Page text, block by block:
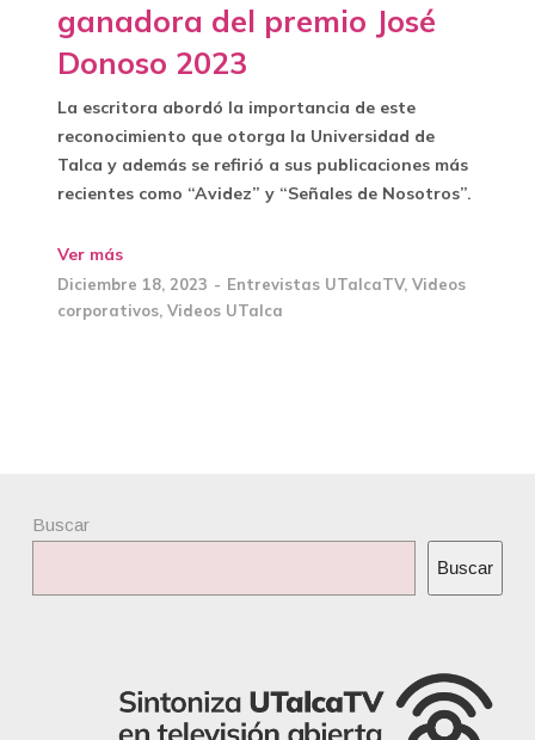
ganadora del premio José
Donoso 2023
La escritora abordó la importancia de este
reconocimiento que otorga la Universidad de
Talca y además se refirió a sus publicaciones más
recientes como “Avidez” y “Señales de Nosotros”.
Ver más
Diciembre 18, 2023 Entrevistas UTalcaTV, Videos
corporativos, Videos UTalca
Buscar
Buscar